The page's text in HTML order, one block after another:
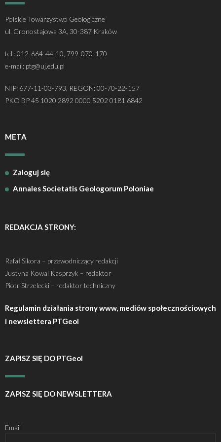
Polskie Towarzystwo Geologiczne
ul. Gronostajowa 3A, 30-387 Kraków
tel.: 012-664-44-10, 799-070-170
e-mail: ptg@uj.edu.pl
NIP: 677-11-03-793, REGON: 00-70-22-157
PKO BP 45 1020 2892 0000 5202 0181 6842
META
Zaloguj się
Annales Societatis Geologorum Poloniae
REDAKCJA STRONY:
Rafał Sikora – przewodniczący redakcji
Justyna Kowal Kasprzyk – redaktor
Piotr Strzelecki – redaktor techniczny
Regulamin działania strony www, mediów społecznościowych
i newslettera PTGeol
ZAPISZ SIĘ DO PTGeol
ZAPISZ SIĘ DO NEWSLETTERA
Email